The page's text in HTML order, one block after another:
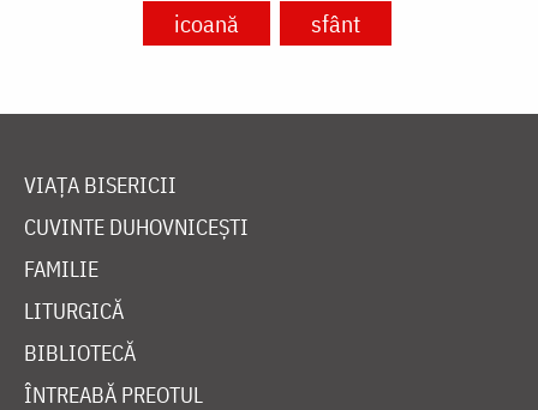
icoană sfânt
VIAȚA BISERICII
CUVINTE DUHOVNICEȘTI
FAMILIE
LITURGICĂ
BIBLIOTECĂ
ÎNTREABĂ PREOTUL